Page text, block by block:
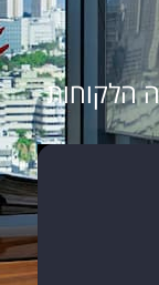
הלקוחות